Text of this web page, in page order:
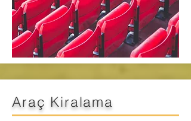
Araç Kiralama